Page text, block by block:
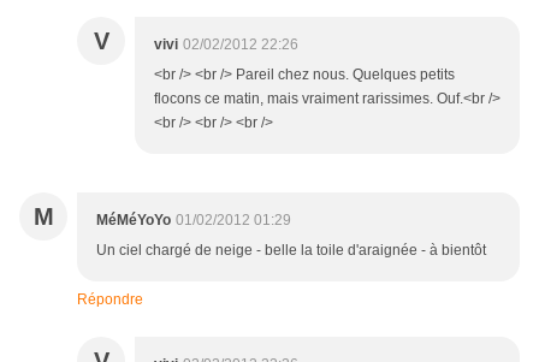
V vivi 02/02/2012 22:26
<br /> <br /> Pareil chez nous. Quelques petits
flocons ce matin, mais vraiment rarissimes. Ouf.<br />
<br /> <br /> <br />
M MéMéYoYo 01/02/2012 01:29
Un ciel chargé de neige - belle la toile d'araignée - à bientôt
Répondre